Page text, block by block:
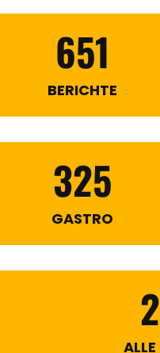
651
BERICHTE
325
GASTRO